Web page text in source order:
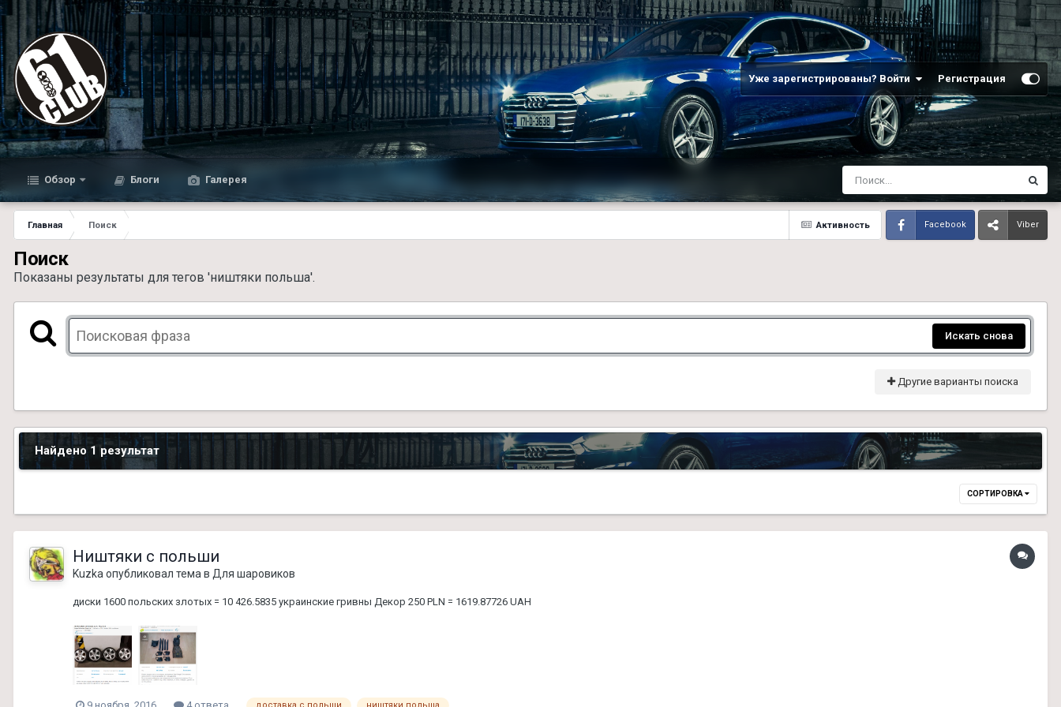
Уже зарегистрированы? Войти Регистрация
Обзор Блоги Галерея
Активность
Главная Поиск Facebook Viber
Поиск
Показаны результаты для тегов 'ништяки польша'.
Искать снова
Другие варианты поиска
Найдено 1 результат
СОРТИРОВКА
Ништяки с польши
Kuzka опубликовал тема в Для шаровиков
диски 1600 польских злотых = 10 426.5835 украинские гривны Декор 250 PLN = 1619.87726 UAH